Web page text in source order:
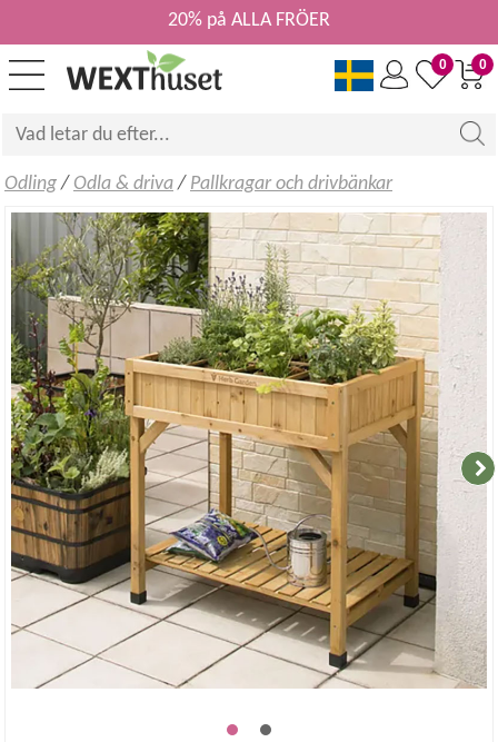
0
0
20% på ALLA FRÖER
Odling/ Odla & driva/ Pallkragar och drivbänkar